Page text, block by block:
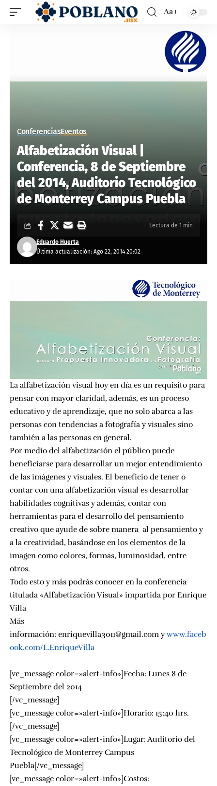
Aa
ConferenciasEventos
Alfabetización Visual |
Conferencia, 8 de Septiembre
del 2014, Auditorio Tecnológico
de Monterrey Campus Puebla
Última actualización: Ago 22, 2014 20:02
Eduardo Huerta
Lectura de 1 min
La alfabetización visual hoy en día es un requisito para
pensar con mayor claridad, además, es un proceso
educativo y de aprendizaje, que no solo abarca a las
personas con tendencias a fotografía y visuales sino
también a las personas en general.
Por medio del alfabetización el público puede
beneficiarse para desarrollar un mejor entendimiento
de las imágenes y visuales. El beneficio de tener o
contar con una alfabetización visual es desarrollar
habilidades cognitivas y además, contar con
herramientas para el desarrollo del pensamiento
creativo que ayude de sobre manera al pensamiento y
a la creatividad, basándose en los elementos de la
imagen como colores, formas, luminosidad, entre
otros.
Todo esto y más podrás conocer en la conferencia
titulada «Alfabetización Visual» impartida por Enrique
Villa
Más
información: enriquevilla3011@gmail.com ywww.faceb
ook.com/L.EnriqueVilla
[vc_message color=»alert-info»]Fecha: Lunes 8 de
Septiembre del 2014
[/vc_message]
[vc_message color=»alert-info»]Horario: 15:40 hrs.
[/vc_message]
[vc_message color=»alert-info»]Lugar: Auditorio del
Tecnológico de Monterrey Campus
Puebla[/vc_message]
[vc_message color=»alert-info»]Costos: